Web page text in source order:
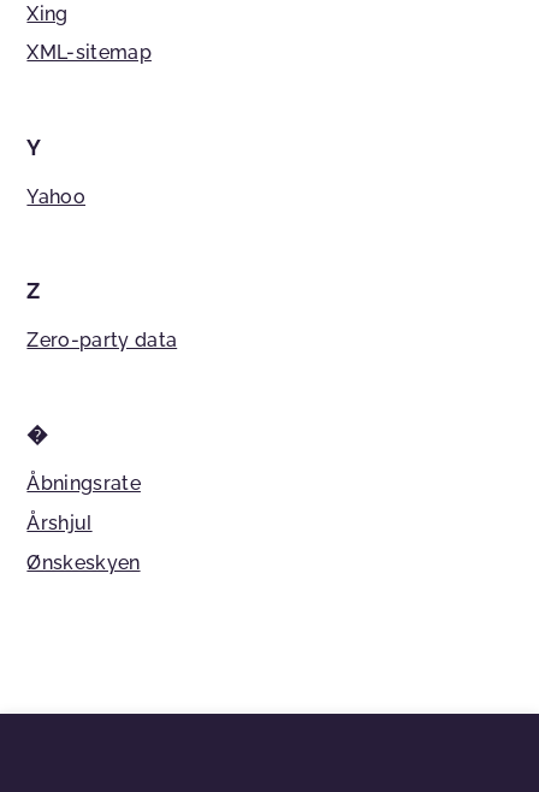
Xing
XML-sitemap
Y
Yahoo
Z
Zero-party data
�
Åbningsrate
Årshjul
Ønskeskyen